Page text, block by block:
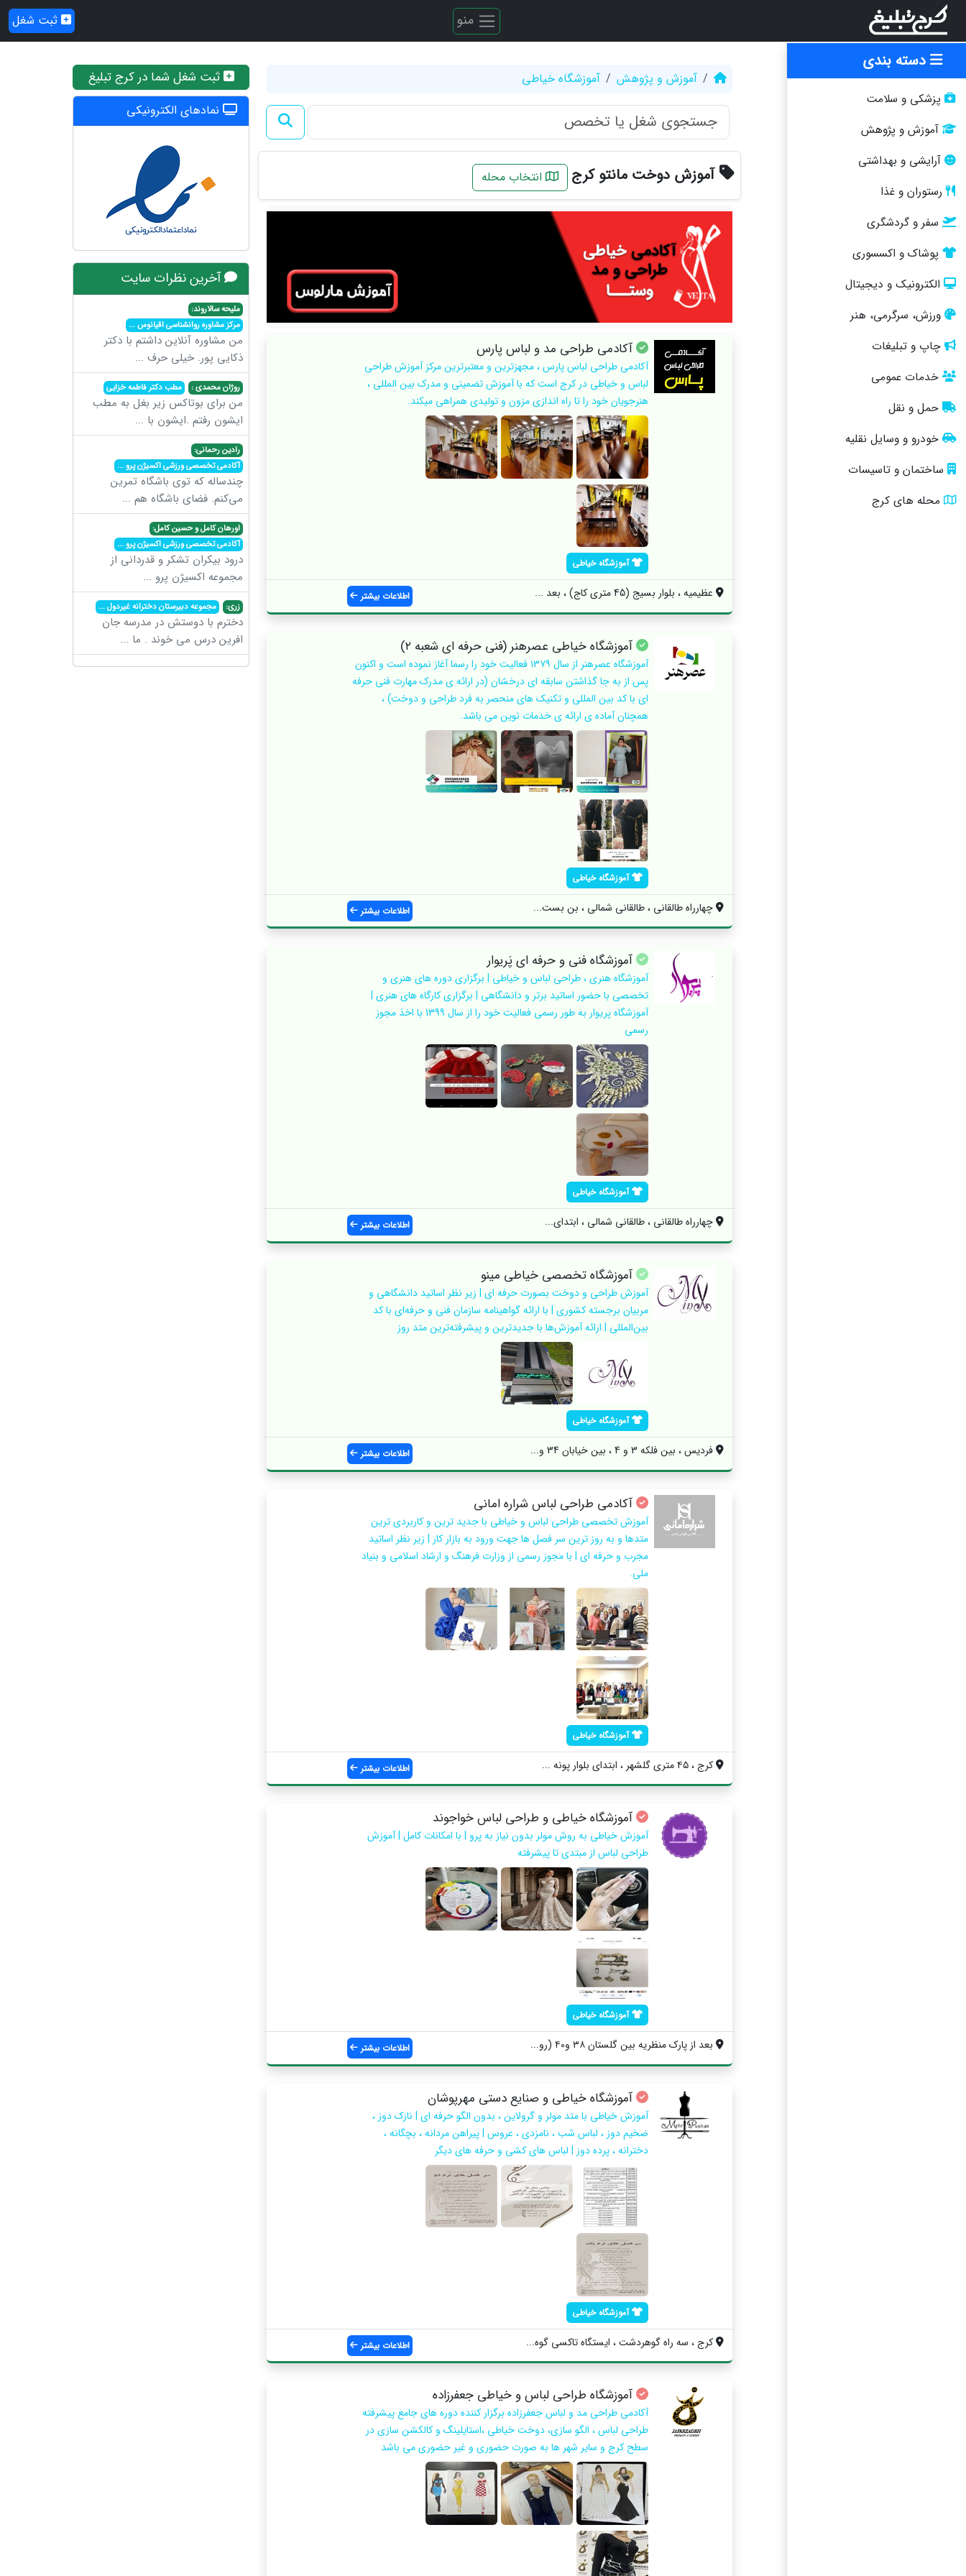
منو ثبت شغل
دسته بندی
پزشکی و سلامت
آموزش و پژوهش
آرایشی و بهداشتی
رستوران و غذا
سفر و گردشگری
پوشاک و اکسسوری
الکترونیک و دیجیتال
ورزش، سرگرمی، هنر
چاپ و تبلیغات
خدمات عمومی
حمل و نقل
خودرو و وسایل نقلیه
ساختمان و تاسیسات
محله های کرج
آموزش و پژوهش آموزشگاه خیاطی
آموزش دوخت مانتو کرج انتخاب محله
آکادمی طراحی مد و لباس پارس
آکادمی طراحی لباس پارس ، مجهزترین و معتبرترین مرکز آموزش طراحی
لباس و خیاطی در کرج است که با آموزش تضمینی و مدرک بین المللی ،
هنرجویان خود را تا راه اندازی مزون و تولیدی همراهی میکند.
آموزشگاه خیاطی
عظیمیه ، بلوار بسیج (45 متری کاج) ، بعد ... اطلاعات بیشتر
آموزشگاه خیاطی عصرهنر (فنی حرفه ای شعبه ۲)
آموزشگاه عصرهنر از سال ۱۳۷۹ فعالیت خود را رسما آغاز نموده است و اکنون
پس از به جا گذاشتن سابقه ای درخشان (در ارائه ی مدرک مهارت فنی حرفه
ای با کد بین المللی و تکنیک های منحصر به فرد طراحی و دوخت) ،
همچنان آماده ی ارائه ی خدمات نوین می باشد.
آموزشگاه خیاطی
چهارراه طالقانی ، طالقانی شمالی ، بن بست... اطلاعات بیشتر
آموزشگاه فنی و حرفه ای پَریوار
آموزشگاه هنری ، طراحی لباس و خیاطی | برگزاری دوره های هنری و
تخصصی با حضور اساتید برتر و دانشگاهی | برگزاری کارگاه های هنری |
آموزشگاه پریوار به طور رسمی فعالیت خود را از سال 1399 با اخذ مجوز
رسمی
آموزشگاه خیاطی
چهارراه طالقانی ، طالقانی شمالی ، ابتدای... اطلاعات بیشتر
آموزشگاه تخصصی خیاطی مینو
آموزش طراحی و دوخت بصورت حرفه ای | زیر نظر اساتید دانشگاهی و
مربیان برجسته کشوری | با ارائه گواهینامه سازمان فنی و حرفه‌ای با کد
بین‌المللی | ارائه آموزش‌ها با جدیدترین و پیشرفته‌ترین متد روز
آموزشگاه خیاطی
فردیس ، بین فلکه 3 و 4 ، بین خیابان 34 و... اطلاعات بیشتر
آکادمی طراحی لباس شراره امانی
آموزش تخصصی طراحی لباس و خیاطی با جدید ترین و کاربردی ترین
متدها و به روز ترین سر فصل ها جهت ورود به بازار کار | زیر نظر اساتید
مجرب و حرفه ای | با مجوز رسمی از وزارت فرهنگ و ارشاد اسلامی و بنیاد
ملی.
آموزشگاه خیاطی
کرج ، ۴۵ متری گلشهر ، ابتدای بلوار پونه ... اطلاعات بیشتر
آموزشگاه خیاطی و طراحی لباس خواجوند
آموزش خیاطی به روش مولر بدون نیاز به پرو | با امکانات کامل | آموزش
طراحی لباس از مبتدی تا پیشرفته
آموزشگاه خیاطی
بعد از پارک منظریه بین گلستان ۳۸ و۴۰ (رو... اطلاعات بیشتر
آموزشگاه خیاطی و صنایع دستی مهرپوشان
آموزش خیاطی با متد مولر و گرولاین ، بدون الگو حرفه ای | نازک دوز ،
ضخیم دوز ، لباس شب ، نامزدی ، عروس | پیراهن مردانه ، بچگانه ،
دخترانه ، پرده دوز | لباس های کشی و حرفه های دیگر
آموزشگاه خیاطی
کرج ، سه راه گوهردشت ، ایستگاه تاکسی گوه... اطلاعات بیشتر
آموزشگاه طراحی لباس و خیاطی جعفرزاده
آکادمی طراحی مد و لباس جعفرزاده برگزار کننده دوره های جامع پیشرفته
طراحی لباس ، الگو سازی، دوخت خیاطی ،استایلینگ و کالکشن سازی در
سطح کرج و سایر شهر ها به صورت حضوری و غیر حضوری می باشد
ثبت شغل شما در کرج تبلیغ
نمادهای الکترونیکی
آخرین نظرات سایت
ملیحه سالاروند:
مرکز مشاوره روانشناسی اقیانوس...
من مشاوره آنلاین داشتم با دکتر
ذکایی پور. خیلی حرف ...
روژان محمدی : مطب دکتر فاطمه خزایی
من برای بوتاکس زیر بغل به مطب
ایشون رفتم .ایشون با ...
رادین رحمانی:
آکادمی تخصصی ورزشی اکسیژن پرو...
چندساله که توی باشگاه تمرین
می‌کنم. فضای باشگاه هم ...
اورهان کامل و حسین کامل:
آکادمی تخصصی ورزشی اکسیژن پرو...
درود بیکران تشکر و قدردانی از
مجموعه اکسیژن پرو ...
زری: مجموعه دبیرستان دخترانه غیردول...
دخترم با دوستش در مدرسه جان
افرین درس می خوند . ما ...